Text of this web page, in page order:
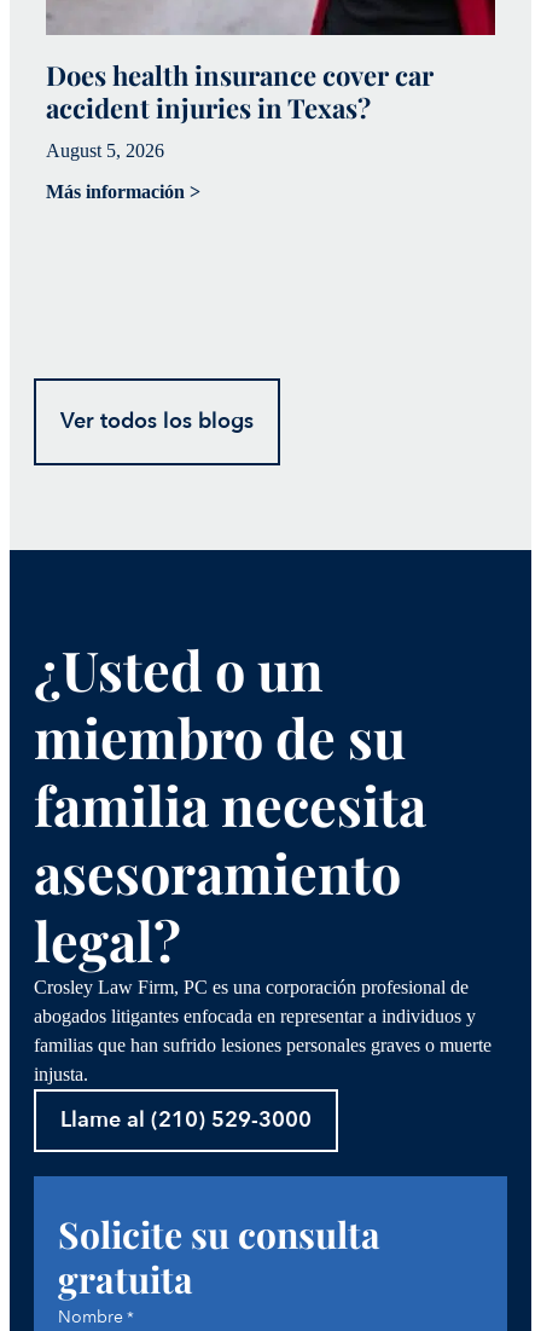
Does health insurance cover car
accident injuries in Texas?
August 5, 2026
Más información >
Ver todos los blogs
¿Usted o un
miembro de su
familia necesita
asesoramiento
legal?
Crosley Law Firm, PC es una corporación profesional de
abogados litigantes enfocada en representar a individuos y
familias que han sufrido lesiones personales graves o muerte
injusta.
Llame al (210) 529-3000
Solicite su consulta
gratuita
Nombre*